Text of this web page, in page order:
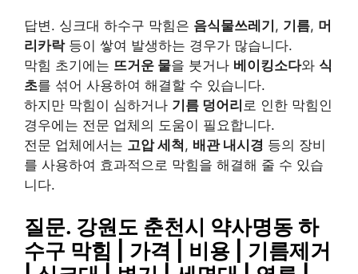
답변. 싱크대 하수구 막힘은 음식물쓰레기, 기름, 머
리카락등이 쌓여 발생하는 경우가 많습니다.
막힘 초기에는 뜨거운 물을 붓거나 베이킹소다와 식
초를 섞어 사용하여 해결할 수 있습니다.
하지만 막힘이 심하거나 기름 덩어리 로 인한 막힘인
경우에는 전문 업체의 도움이 필요합니다.
전문 업체에서는 고압 세척, 배관 내시경 등의 장비
를 사용하여 효과적으로 막힘을 해결해 줄 수 있습
니다.
질문. 강원도 춘천시 약사명동 하
수구 막힘 | 가격 | 비용 | 기름제거